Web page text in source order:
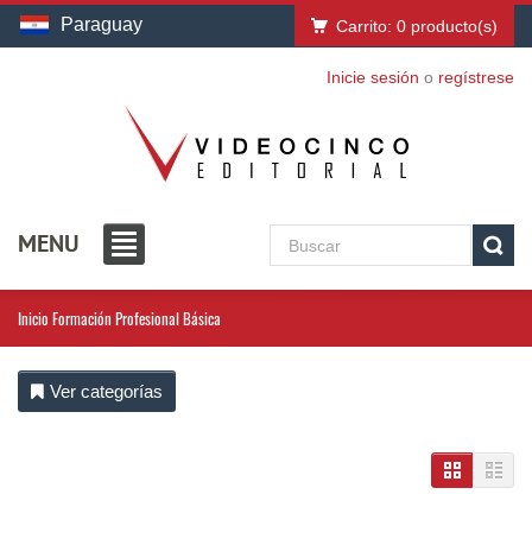
Paraguay Carrito: 0 producto(s)
Inicie sesión o regístrese
MENU
Inicio Formación Profesional Básica
Ver categorías